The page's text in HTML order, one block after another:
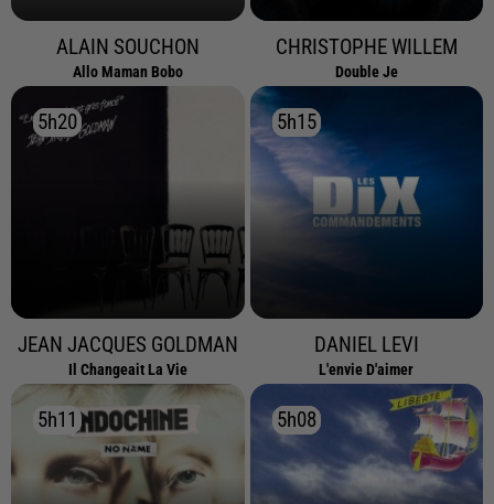
ALAIN SOUCHON
Allo Maman Bobo
CHRISTOPHE WILLEM
Double Je
5h20
5h20
JEAN JACQUES GOLDMAN
Il Changeait La Vie
5h15
5h15
DANIEL LEVI
L'envie D'aimer
5h11
5h11 5h08
5h08